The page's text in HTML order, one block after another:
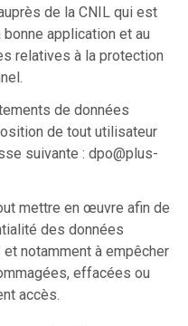
de la CNIL qui est
application et au
relatives à la protection
de données
de tout utilisateur
suivante : dpo@plus-
mettre en œuvre afin de
des données
notamment à empêcher
effacées ou
accès.